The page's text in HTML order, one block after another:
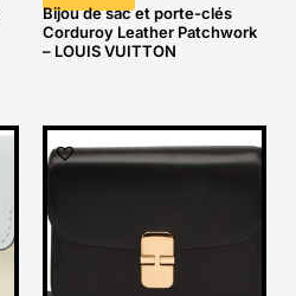
Bijou de sac et porte-clés
Corduroy Leather Patchwork
– LOUIS VUITTON